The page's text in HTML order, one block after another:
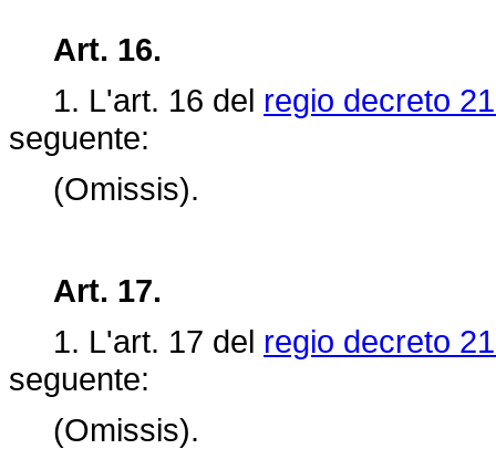
Art. 16.
1. L'art. 16 del regio decreto
seguente:
(Omissis).
Art. 17.
1. L'art. 17 del regio decreto
seguente:
(Omissis).